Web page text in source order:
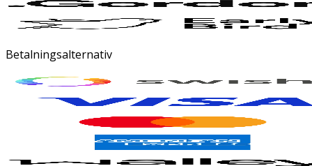
Betalningsalternativ